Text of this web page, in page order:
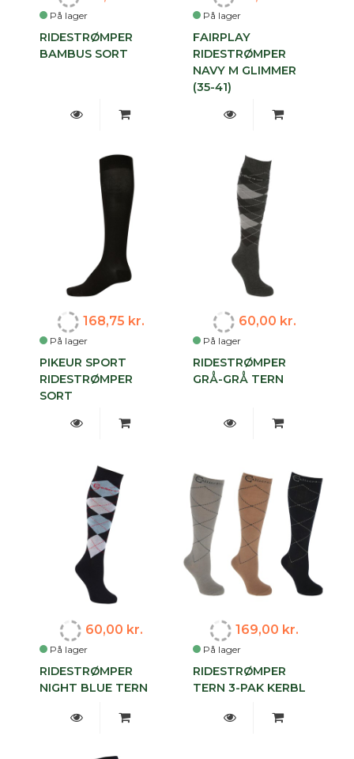
På lager
RIDESTRØMPER
BAMBUS SORT
På lager
FAIRPLAY
RIDESTRØMPER
NAVY M GLIMMER
(35-41)
På lager
168,75 kr.
PIKEUR SPORT
RIDESTRØMPER
SORT
På lager
60,00 kr.
RIDESTRØMPER
GRÅ-GRÅ TERN
På lager
60,00 kr.
RIDESTRØMPER
NIGHT BLUE TERN
På lager
169,00 kr.
RIDESTRØMPER
TERN 3-PAK KERBL